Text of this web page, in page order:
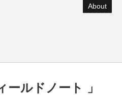
About
ールドノート 」